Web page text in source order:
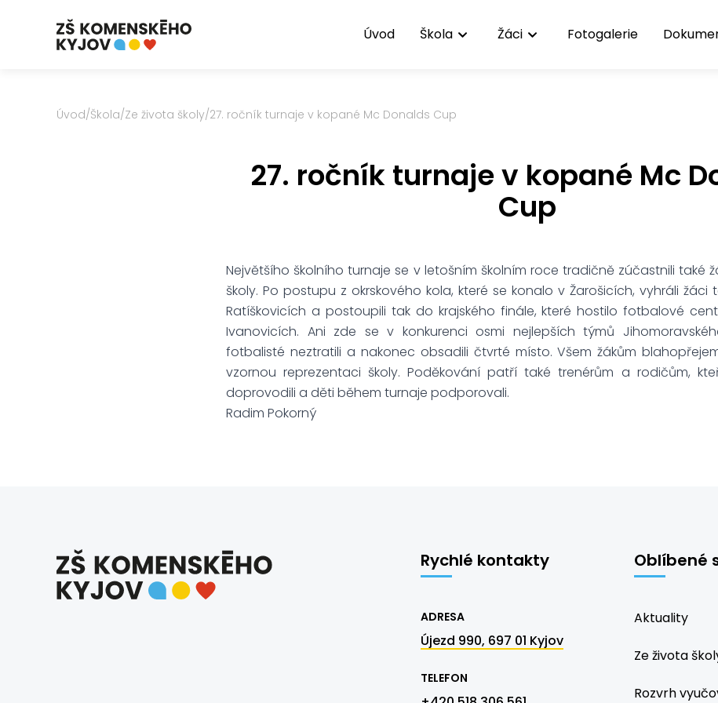
Úvod Škola Žáci Fotogalerie
Úvod/Škola/Ze života školy/27. ročník turnaje v kopané Mc Donalds Cup
27. ročník turnaje v kopané Mc
Cup
Největšího školního turnaje se v letošním školním roce tradičně zúčastnili také
školy. Po postupu z okrskového kola, které se konalo v Žarošicích, vyhráli žáci
Ratíškovicích a postoupili tak do krajského finále, které hostilo fotbalové
Ivanovicích. Ani zde se v konkurenci osmi nejlepších týmů
fotbalisté neztratili a nakonec obsadili čtvrté místo. Všem žákům
vzornou reprezentaci školy. Poděkování patří také trenérům a rodičům,
doprovodili a děti během turnaje podporovali.
Radim Pokorný
Rychlé kontakty
ADRESA
Újezd 990, 697 01 Kyjov
TELEFON
Oblíbené
Aktuality
Ze života
Rozvrh